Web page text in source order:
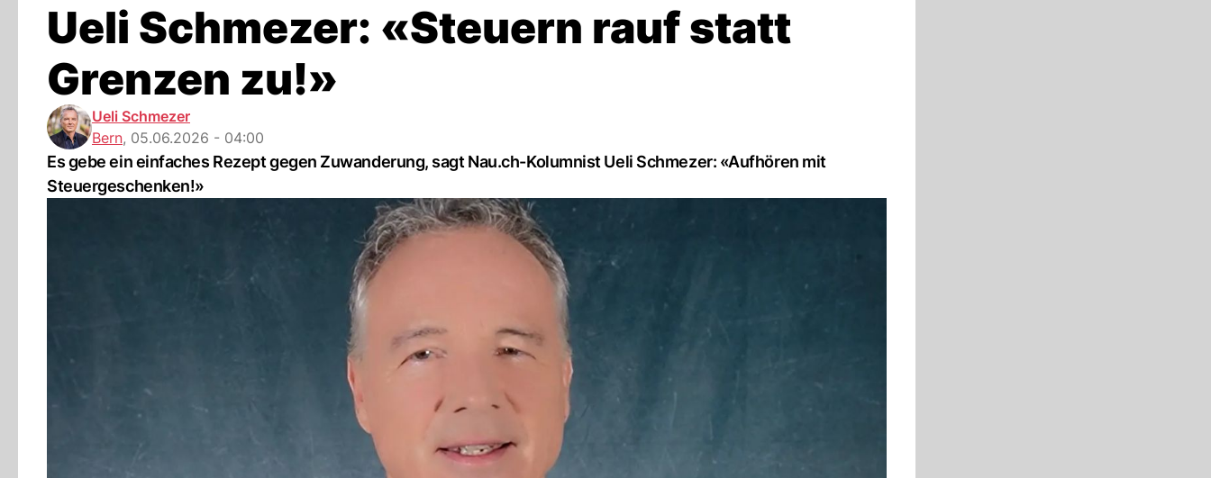
Ueli Schmezer: «Steuern rauf statt
Grenzen zu!»
Ueli Schmezer
Bern, 05.06.2026 - 04:00
Es gebe ein einfaches Rezept gegen Zuwanderung, sagt Nau.ch-Kolumnist Ueli Schmezer: «Aufhören mit
Steuergeschenken!»